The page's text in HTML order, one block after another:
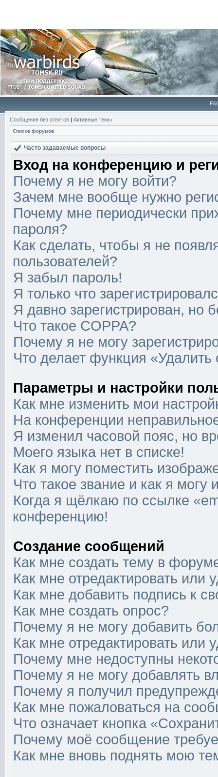
Сообщения без ответов | Активные темы
Список форумов
Часто задаваемые вопросы
Вход на конференцию и
Почему я не могу войти?
Зачем мне вообще нужно
Почему мне периодически
пароля?
Как сделать, чтобы я не
пользователей?
Я забыл пароль!
Я только что
Я давно зарегистрирован, но
Что такое COPPA?
Почему я не могу
Что делает функция
Параметры и настройки
Как мне изменить мои
На конференции
Я изменил часовой пояс, но
Моего языка нет в списке!
Как я могу поместить
Что такое звание и как я могу
Когда я щёлкаю по ссылке
конференцию!
Создание сообщений
Как мне создать тему в
Как мне отредактировать или
Как мне добавить подпись к
Как мне создать опрос?
Почему я не могу добавить
Как мне отредактировать или
Почему мне недоступны
Почему я не могу добавлять
Почему я получил
Как мне пожаловаться на
Что означает кнопка
Почему моё сообщение
Как мне вновь поднять мою